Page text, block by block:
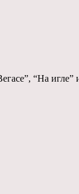
“На